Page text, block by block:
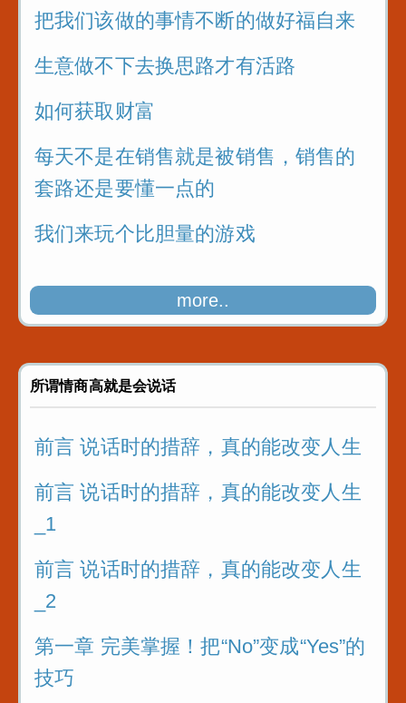
把我们该做的事情不断的做好福自来
生意做不下去换思路才有活路
如何获取财富
每天不是在销售就是被销售，销售的
套路还是要懂一点的
我们来玩个比胆量的游戏
more..
所谓情商高就是会说话
前言 说话时的措辞，真的能改变人生
前言 说话时的措辞，真的能改变人生
_1
前言 说话时的措辞，真的能改变人生
_2
第一章 完美掌握！把“No”变成“Yes”的
技巧